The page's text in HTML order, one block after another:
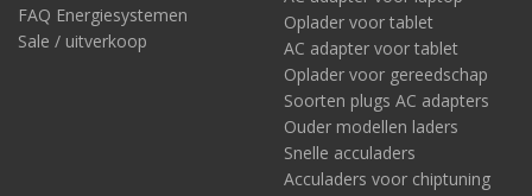
FAQ Energiesystemen
Sale / uitverkoop
Oplader voor tablet
AC adapter voor tablet
Oplader voor gereedschap
Soorten plugs AC adapters
Ouder modellen laders
Snelle acculaders
Acculaders voor chiptuning